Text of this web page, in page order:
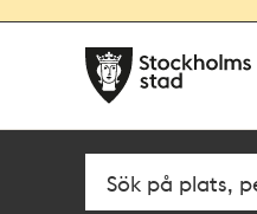
navigationen
huvudinnehållet
SökFritextsök